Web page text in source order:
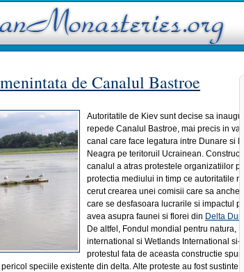
de Canalul Bastroe
Autoritatile de Kiev sunt decise sa
repede Canalul Bastroe, mai precis in
canal care face legatura intre Dunare si
Neagra pe teritoruil Ucrainean.
canalul a atras protestele organizatiilor
protectia mediului in timp ce autoritatile
cerut crearea unei comisii care sa
care se desfasoara lucrarile si impactul
avea asupra faunei si florei din Delta
De altfel, Fondul mondial pentru natura,
international si Wetlands International si-
protestul fata de aceasta constructie
speciile existente din delta. Alte proteste au fost sustinte